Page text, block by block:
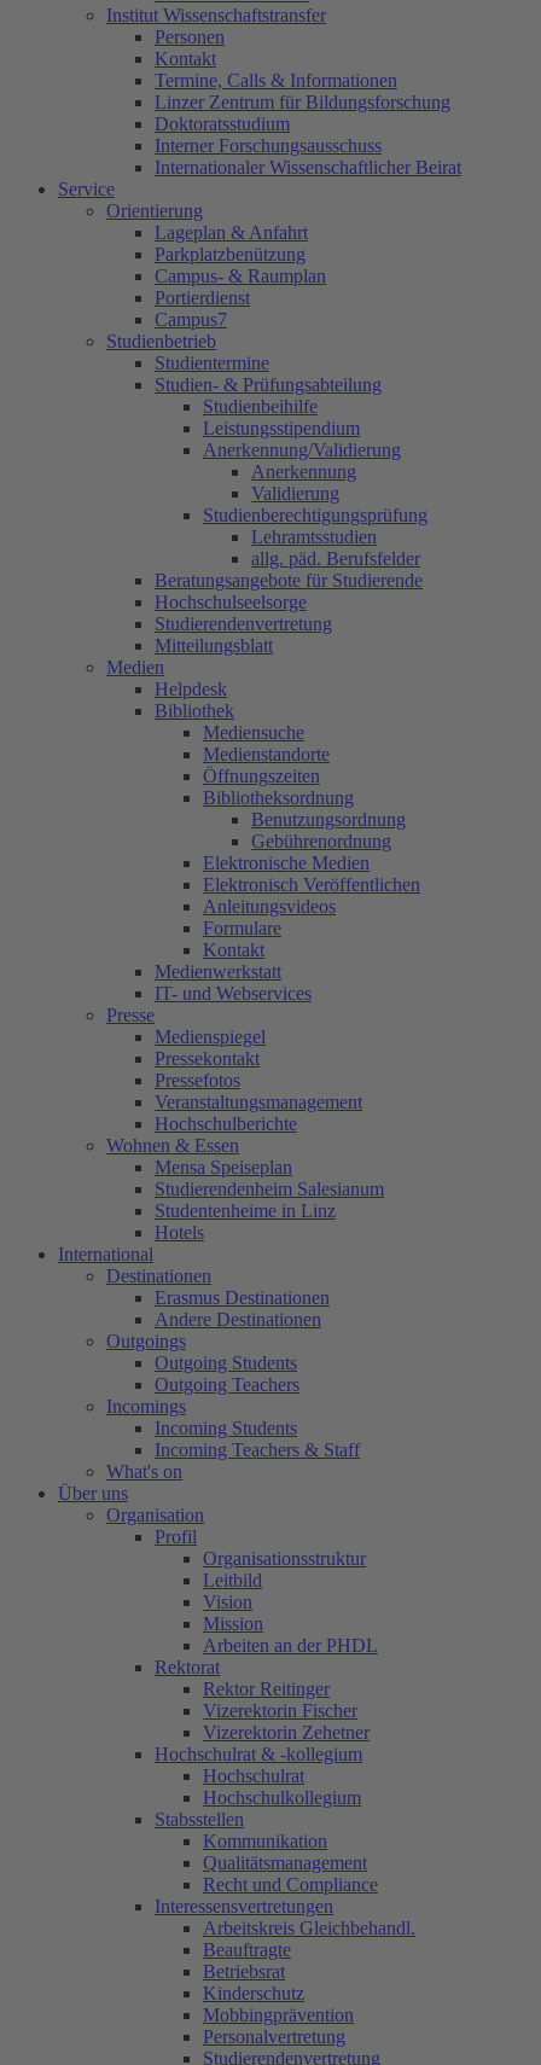
Institut Wissenschaftstransfer
Personen
Kontakt
Termine, Calls & Informationen
Linzer Zentrum für Bildungsforschung
Doktoratsstudium
Interner Forschungsausschuss
Internationaler Wissenschaftlicher Beirat
Service
Orientierung
Lageplan & Anfahrt
Parkplatzbenützung
Campus- & Raumplan
Portierdienst
Campus7
Studienbetrieb
Studientermine
Studien- & Prüfungsabteilung
Studienbeihilfe
Leistungsstipendium
Anerkennung/Validierung
Anerkennung
Validierung
Studienberechtigungsprüfung
Lehramtsstudien
allg. päd. Berufsfelder
Beratungsangebote für Studierende
Hochschulseelsorge
Studierendenvertretung
Mitteilungsblatt
Medien
Helpdesk
Bibliothek
Mediensuche
Medienstandorte
Öffnungszeiten
Bibliotheksordnung
Benutzungsordnung
Gebührenordnung
Elektronische Medien
Elektronisch Veröffentlichen
Anleitungsvideos
Formulare
Kontakt
Medienwerkstatt
IT- und Webservices
Presse
Medienspiegel
Pressekontakt
Pressefotos
Veranstaltungsmanagement
Hochschulberichte
Wohnen & Essen
Mensa Speiseplan
Studierendenheim Salesianum
Studentenheime in Linz
Hotels
International
Destinationen
Erasmus Destinationen
Andere Destinationen
Outgoings
Outgoing Students
Outgoing Teachers
Incomings
Incoming Students
Incoming Teachers & Staff
What's on
Über uns
Organisation
Profil
Organisationsstruktur
Leitbild
Vision
Mission
Arbeiten an der PHDL
Rektorat
Rektor Reitinger
Vizerektorin Fischer
Vizerektorin Zehetner
Hochschulrat & -kollegium
Hochschulrat
Hochschulkollegium
Stabsstellen
Kommunikation
Qualitätsmanagement
Recht und Compliance
Interessensvertretungen
Arbeitskreis Gleichbehandl.
Beauftragte
Betriebsrat
Kinderschutz
Mobbingprävention
Personalvertretung
Studierendenvertretung